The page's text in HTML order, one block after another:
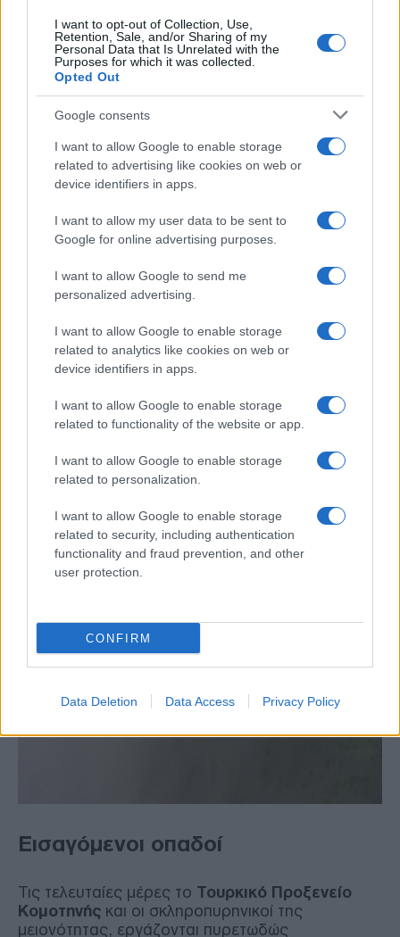
I want to opt-out of Collection, Use,
Retention, Sale, and/or Sharing of my
Personal Data that Is Unrelated with the
Purposes for which it was collected.
Opted Out
Google consents
I want to allow Google to enable storage
related to advertising like cookies on web or
device identifiers in apps.
I want to allow my user data to be sent to
Google for online advertising purposes.
I want to allow Google to send me
personalized advertising.
I want to allow Google to enable storage
related to analytics like cookies on web or
device identifiers in apps.
I want to allow Google to enable storage
related to functionality of the website or app.
I want to allow Google to enable storage
related to personalization.
I want to allow Google to enable storage
related to security, including authentication
functionality and fraud prevention, and other
user protection.
CONFIRM
Data Deletion Data Access Privacy Policy
Στο συμβάν αναφέρθηκε και ο
Πρόεδροςστη συνάντησή που είχε με τον
Έλληνα ομόλογο του Προκόπη Παυλόπουλο
Το βράδυ της Τετάρτης (6/12) άγνωστοι έριξαν
φέιγ βολάνσε μουσουλμανικές συνοικίες της
«Σκέψου ξανά. Ο Ερντογάν θα φύγει, εσύ όμως
θα είσαι και αύριο εδώ».
Εισαγόμενοι οπαδοί
Τις τελευταίες μέρες το Τουρκικό Προξενείο
Κομοτηνής και οι σκληροπυρηνικοί της
μειονότητας, εργάζονται πυρετωδώς